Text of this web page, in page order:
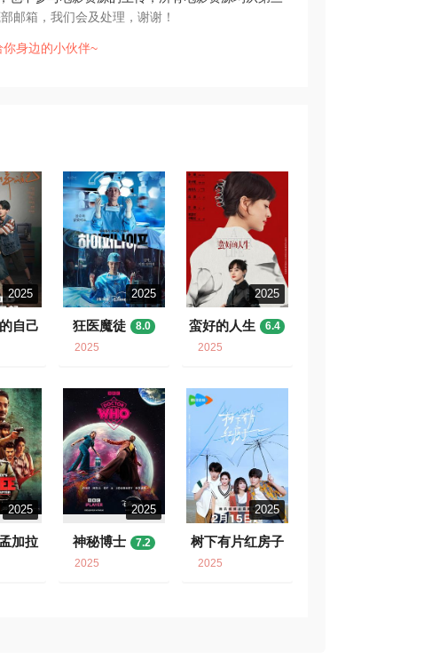
邮箱，我们会及处理，谢谢！
你身边的小伙伴~
2025
自己
2025
狂医魔徒
8.0
2025
2025
蛮好的人生
6.4
2025
2025
加拉
2025
神秘博士
7.2
2025
2025
树下有片红房子
2025